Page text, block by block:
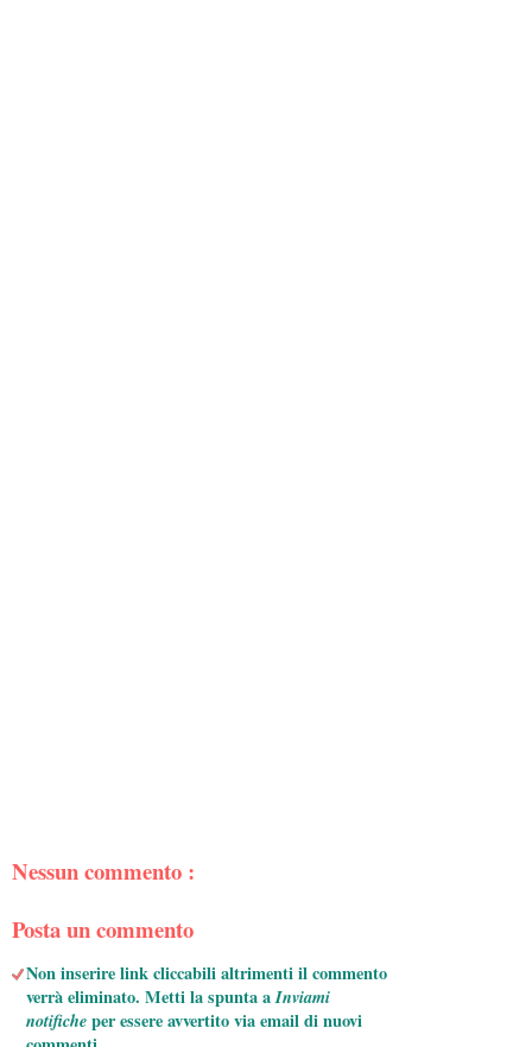
Nessun commento :
Posta un commento
Non inserire link cliccabili altrimenti il commento
verrà eliminato. Metti la spunta aInviami
notificheper essere avvertito via email di nuovi